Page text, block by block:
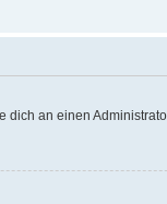
an einen